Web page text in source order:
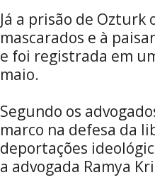
Já a prisão de
mascarados e à
e foi registrada em
maio.
Segundo os
marco na defesa da
deportações
a advogada Ramya